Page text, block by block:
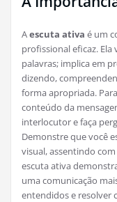
Aescuta ativa é um
profissional eficaz.
palavras; implica em
dizendo,
forma apropriada.
conteúdo da
interlocutor e faça
Demonstre que você
visual, assentindo
escuta ativa
uma comunicação
entendidos e resolver